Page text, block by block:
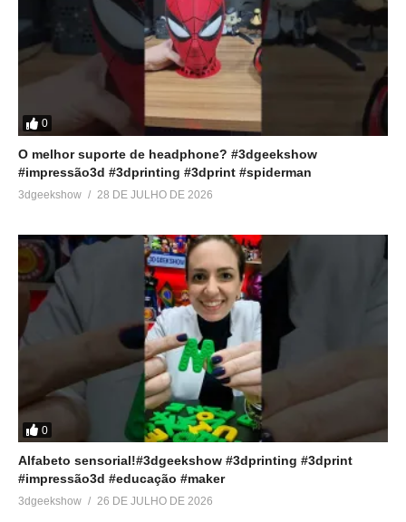
0
O melhor suporte de headphone? #3dgeekshow
#impressão3d #3dprinting #3dprint #spiderman
3dgeekshow 28 DE JULHO DE 2026
0
Alfabeto sensorial!#3dgeekshow #3dprinting #3dprint
#impressão3d #educação #maker
3dgeekshow 26 DE JULHO DE 2026